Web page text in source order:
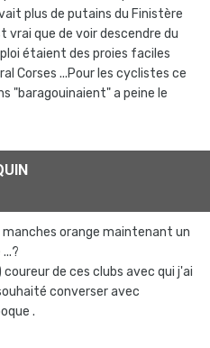
plus de putains du Finistère
vrai que de voir descendre du
étaient des proies faciles
Corses ...Pour les cyclistes ce
"baragouinaient" a peine le
orange maintenant un
de ces clubs avec qui j'ai
converser avec
.